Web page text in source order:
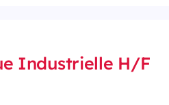
Industrielle H/F